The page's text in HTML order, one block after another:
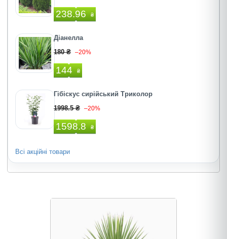
238.96 ₴
Діанелла
180 ₴ –20%
144 ₴
Гібіскус сирійський Триколор
1998.5 ₴ –20%
1598.8 ₴
Всі акційні товари